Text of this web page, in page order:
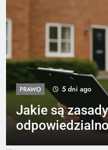
PRAWO 5 dni ago
Jakie są zasady